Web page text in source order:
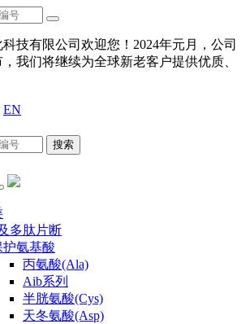
科技有限公司欢迎您！2024年元月，公司
我们将继续为全球新老客户提供优质、
EN
搜索
多肽片断
护氨基酸
丙氨酸(Ala)
Aib系列
半胱氨酸(Cys)
天冬氨酸(Asp)